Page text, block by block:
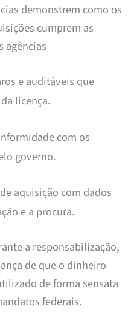
demonstrem como os
cumprem as
agências
e auditáveis que
licença.
com os
governo.
aquisição com dados
e a procura.
a responsabilização,
de que o dinheiro
de forma sensata
federais.